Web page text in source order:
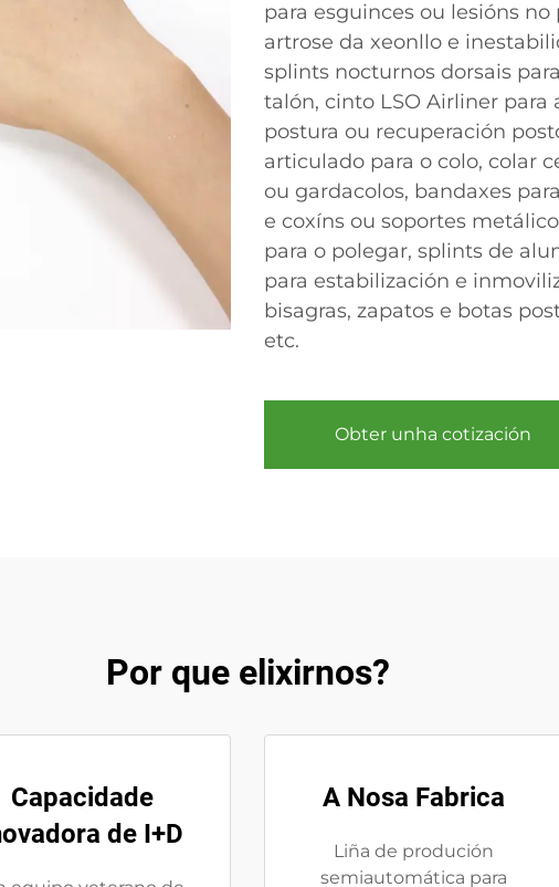
para esguinces ou lesións
artrose da xeonllo e
splints nocturnos dorsais
talón, cinto LSO Airliner
postura ou recuperación
articulado para o colo, colar
ou gardacolos, bandaxes
e coxíns ou soportes
para o polegar, splints de
para estabilización e
bisagras, zapatos e botas
etc.
Obter unha cotización
Por que elixirnos?
Capacidade
de I+D
A Nosa Fabrica
Liña de produción
semiautomática para